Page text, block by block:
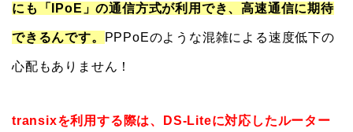
にも「IPoE」の通信方式が利用でき、高速通信に期待
できるんです。 PPPoEのような混雑による速度低下の
心配もありません！
transixを利用する際は、DS-Liteに対応したルーター